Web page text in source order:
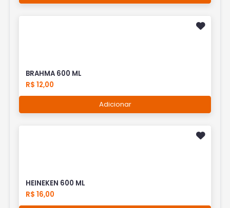
BRAHMA 600 ML
R$ 12,00
Adicionar
HEINEKEN 600 ML
R$ 16,00